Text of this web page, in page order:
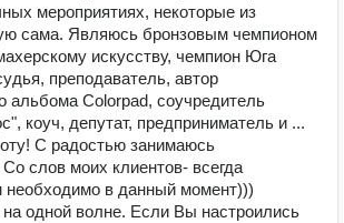
мероприятиях, некоторые из
сама. Являюсь бронзовым чемпионом
искусству, чемпион Юга
преподаватель, автор
альбома Colorpad, соучредитель
коуч, депутат, предприниматель и ...
С радостью занимаюсь
слов моих клиентов- всегда
необходимо в данный момент)))
одной волне. Если Вы настроились